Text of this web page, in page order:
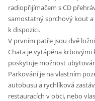
radiopřijímačem s CD
samostatný sprchový kout a
k dispozici.
V prvním patře jsou dvě
Chata je vytápěna
poskytuje možnost
Parkování je na vlastním
autobusu a rychlíková
restauracích v obci, nebo